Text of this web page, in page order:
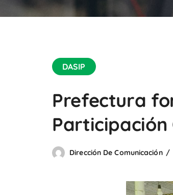
DASIP
Prefectura
Participación
Dirección De Comunicación